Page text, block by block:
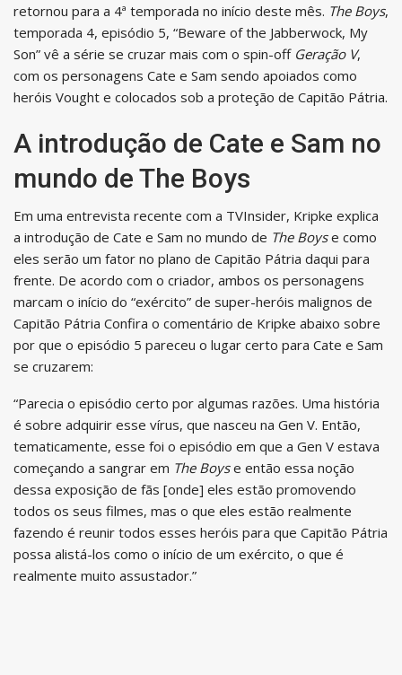
retornou para a 4ª temporada no início deste mês. The Boys,
temporada 4, episódio 5, “Beware of the Jabberwock, My
Son” vê a série se cruzar mais com o spin-off Geração V,
com os personagens Cate e Sam sendo apoiados como
heróis Vought e colocados sob a proteção de Capitão Pátria.
A introdução de Cate e Sam no
mundo de The Boys
Em uma entrevista recente com a TVInsider, Kripke explica
a introdução de Cate e Sam no mundo de The Boyse como
eles serão um fator no plano de Capitão Pátria daqui para
frente. De acordo com o criador, ambos os personagens
marcam o início do “exército” de super-heróis malignos de
Capitão Pátria Confira o comentário de Kripke abaixo sobre
por que o episódio 5 pareceu o lugar certo para Cate e Sam
se cruzarem:
“Parecia o episódio certo por algumas razões. Uma história
é sobre adquirir esse vírus, que nasceu na Gen V. Então,
tematicamente, esse foi o episódio em que a Gen V estava
começando a sangrar em The Boyse então essa noção
dessa exposição de fãs [onde] eles estão promovendo
todos os seus filmes, mas o que eles estão realmente
fazendo é reunir todos esses heróis para que Capitão Pátria
possa alistá-los como o início de um exército, o que é
realmente muito assustador.”